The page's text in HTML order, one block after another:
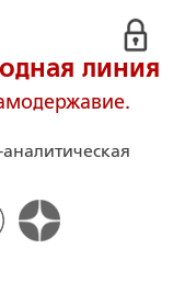
линия